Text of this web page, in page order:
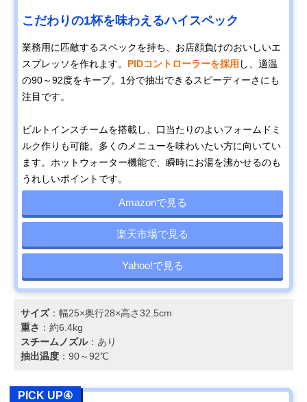
こだわりの1杯を味わえるハイスペック
業務用に匹敵するスペックを持ち、お店顔負けのおいしいエ
スプレッソを作れます。 PIDコントローラーを採用 し、適温
の90～92度をキープ。1分で抽出できるスピーディーさにも
注目です。
ビルトインスチームを搭載し、口当たりのよいフォームドミ
ルク作りも可能。多くのメニューを味わいたい方に向いてい
ます。ホットウォーター機能で、瞬時にお湯を沸かせるのも
うれしいポイントです。
Amazonで見る
楽天市場で見る
Yahoo!で見る
サイズ：幅25×奥行28×高さ32.5cm
重さ ：約6.4kg
スチームノズル：あり
抽出温度 ：90～92℃
PICK UP④